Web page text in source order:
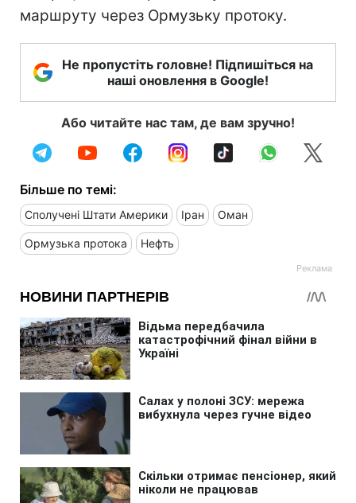
маршруту через Ормузьку протоку.
Не пропустіть головне! Підпишіться на
наші оновлення в Google!
Або читайте нас там, де вам зручно!
Більше по темі:
Сполучені Штати Америки Іран Оман
Ормузька протока Нефть